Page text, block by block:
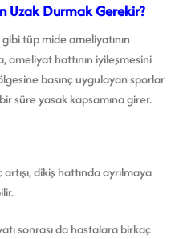
Uzak Durmak Gerekir?
tüp mide ameliyatının
ameliyat hattının iyileşmesini
basınç uygulayan sporlar
süre yasak kapsamına girer.
dikiş hattında ayrılmaya
sonrası da hastalara birkaç